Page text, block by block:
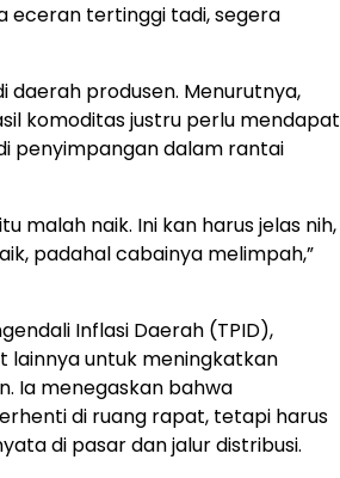
eceran tertinggi tadi, segera
daerah produsen. Menurutnya,
komoditas justru perlu mendapat
penyimpangan dalam rantai
malah naik. Ini kan harus jelas nih,
padahal cabainya melimpah,”
Inflasi Daerah (TPID),
lainnya untuk meningkatkan
Ia menegaskan bahwa
di ruang rapat, tetapi harus
di pasar dan jalur distribusi.